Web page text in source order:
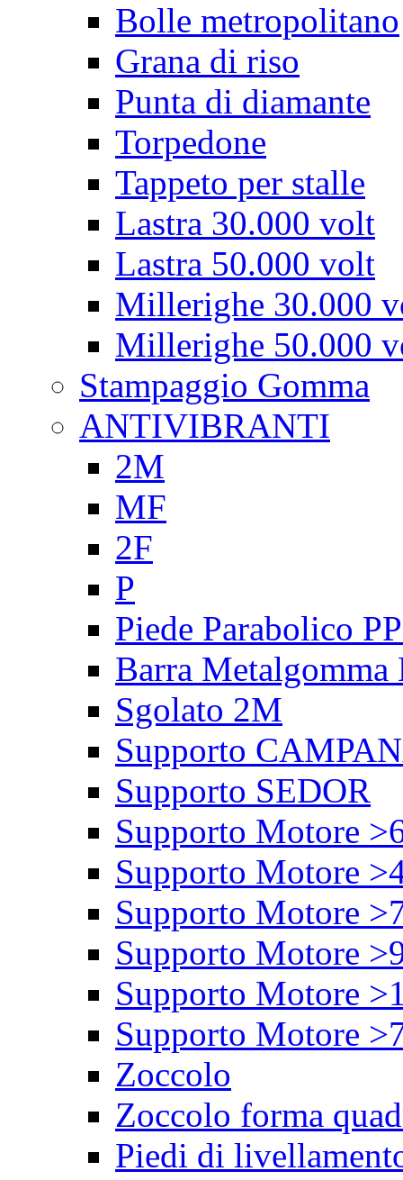
Bolle metropolitano
Grana di riso
Punta di diamante
Torpedone
Tappeto per stalle
Lastra 30.000 volt
Lastra 50.000 volt
Millerighe 30.000
Millerighe 50.000
Stampaggio Gomma
ANTIVIBRANTI
2M
MF
2F
P
Piede Parabolico
Barra Metalgomma
Sgolato 2M
Supporto
Supporto SEDOR
Supporto Motore
Supporto Motore
Supporto Motore
Supporto Motore
Supporto Motore
Supporto Motore
Zoccolo
Zoccolo forma
Piedi di